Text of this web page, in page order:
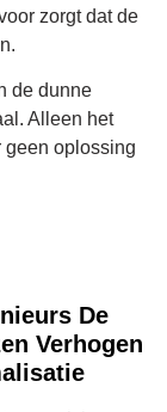
zorgt dat de
de dunne
Alleen het
geen oplossing
De
Verhogen